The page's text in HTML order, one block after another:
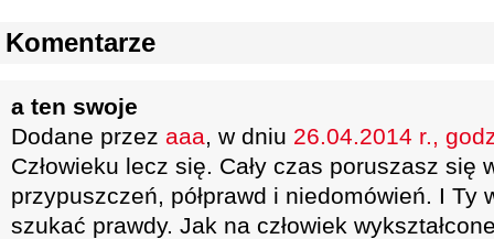
Komentarze
a ten swoje
Dodane przez aaa, w dniu 26.04.2014 r.,
Człowieku lecz się. Cały czas poruszasz się
przypuszczeń, półprawd i niedomówień. I Ty
szukać prawdy. Jak na człowiek